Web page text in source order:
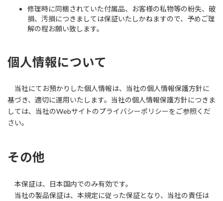
修理時に同梱されていた付属品、お客様の私物等の紛失、破
損、汚損につきましては保証いたしかねますので、予めご理
解の程お願い致します。
個人情報について
当社にてお預かりした個人情報は、当社の個人情報保護方針に
基づき、適切に運用いたします。当社の個人情報保護方針につきま
しては、当社のWebサイトのプライバシーポリシーをご参照くだ
さい。
その他
本保証は、日本国内でのみ有効です。
当社の製品保証は、本規定に従った保証となり、当社の責任は